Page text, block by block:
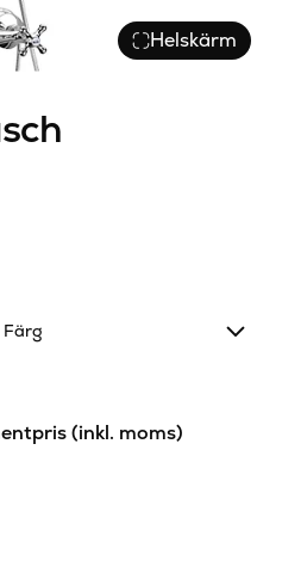
Helskärm
Färg
(inkl. moms)